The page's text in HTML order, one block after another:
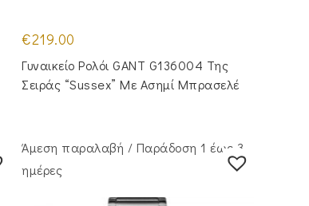
€219.00
Γυναικείο Ρολόι GANT G136004 Της
Σειράς “Sussex” Με Ασημί Μπρασελέ
Άμεση παραλαβή / Παράδoση 1 έως 3
ημέρες